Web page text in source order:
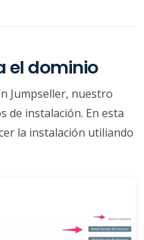
el dominio
Jumpseller, nuestro
de instalación. En esta
la instalación utiliando